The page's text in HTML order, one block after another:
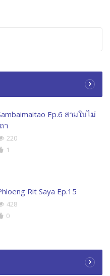
Ep.6 สามใบไม่
า
220
1
Rit Saya Ep.15
428
0